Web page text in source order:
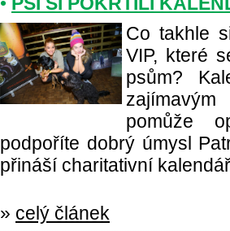
Co takhle
VIP, které
psům?
pomůže
podpoříte dobrý úmysl
přináší charitativní
» celý článek